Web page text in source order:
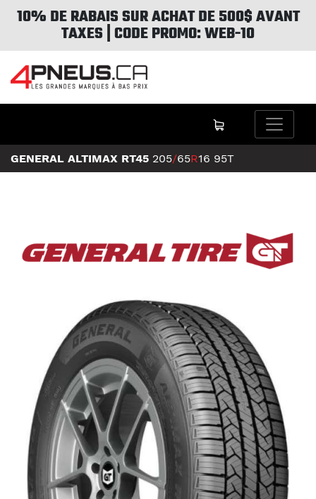
10% DE RABAIS SUR ACHAT DE 500$ AVANT
TAXES | CODE PROMO: WEB-10
GENERAL ALTIMAX RT45 205/65R16 95T